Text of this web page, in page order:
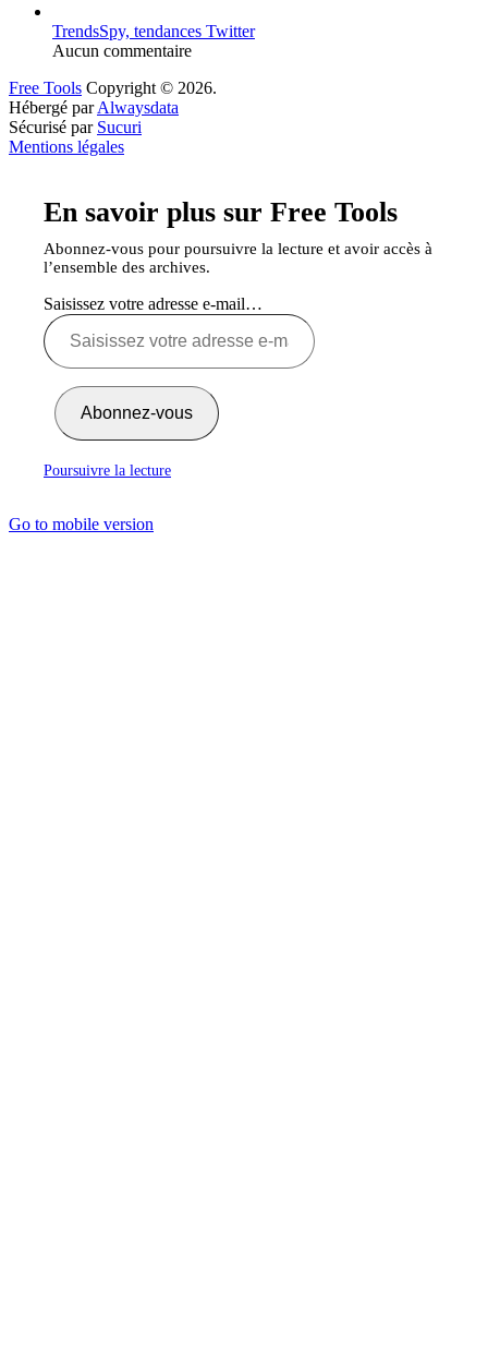
TrendsSpy, tendances Twitter
Aucun commentaire
Free Tools Copyright © 2026.
Hébergé parAlwaysdata
Sécurisé par Sucuri
Mentions légales
En savoir plus sur Free Tools
Abonnez-vous pour poursuivre la lecture et avoir accès à
l’ensemble des archives.
Saisissez votre adresse e-mail…
Abonnez-vous
Poursuivre la lecture
Go to mobile version